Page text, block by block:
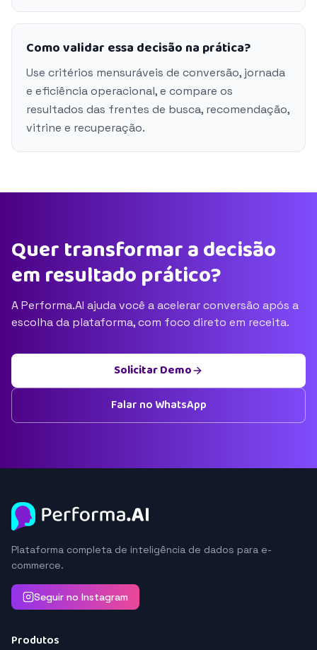
Como validar essa decisão na prática?
Use critérios mensuráveis de conversão, jornada
e eficiência operacional, e compare os
resultados das frentes de busca, recomendação,
vitrine e recuperação.
Quer transformar a decisão
em resultado prático?
A Performa.AI ajuda você a acelerar conversão após a
escolha da plataforma, com foco direto em receita.
Solicitar Demo
Falar no WhatsApp
Plataforma completa de inteligência de dados para e-
commerce.
Seguir no Instagram
Produtos